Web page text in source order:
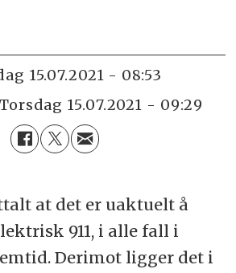
15.07.2021 - 08:53
torsdag 15.07.2021 - 09:29
at det er uaktuelt å
911, i alle fall i
Derimot ligger det i